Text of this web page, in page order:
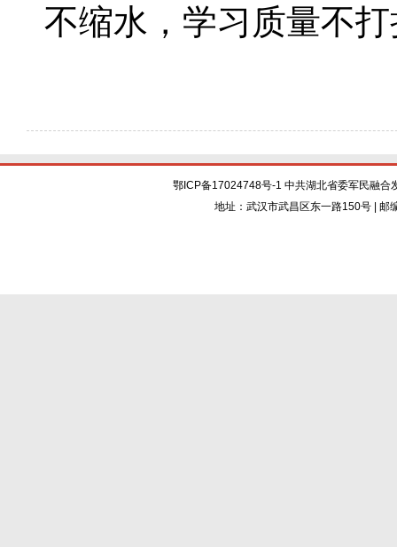
不缩水，学习质量不
鄂ICP备17024748号-1 中共湖北省委军民融合
地址：武汉市武昌区东一路150号 |